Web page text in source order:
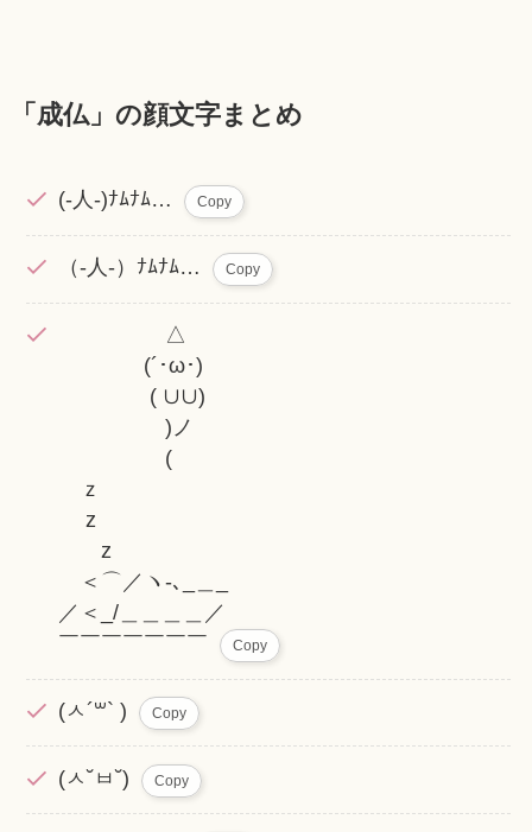
「成仏」の顔文字まとめ
(-人-)ﾅﾑﾅﾑ… Copy
（-人-）ﾅﾑﾅﾑ… Copy
△
(´･ω･)
( ∪∪)
)ノ
(
ｚ
z
z
＜⌒／ヽ-､_＿_
／＜_/＿＿＿＿／
￣￣￣￣￣￣￣
Copy
(ㅅ´꒳` ) Copy
(ㅅ˘ㅂ˘) Copy